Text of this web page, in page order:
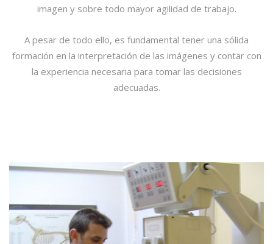
imagen y sobre todo mayor agilidad de trabajo.
A pesar de todo ello, es fundamental tener una sólida
formación en la interpretación de las imágenes y contar con
la experiencia necesaria para tomar las decisiones
adecuadas.